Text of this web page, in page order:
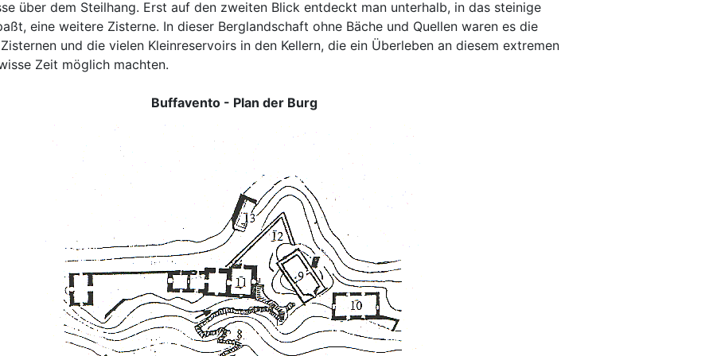
über dem Steilhang. Erst auf den zweiten Blick entdeckt man unterhalb, in das steinige
eine weitere Zisterne. In dieser Berglandschaft ohne Bäche und Quellen waren es die
und die vielen Kleinreservoirs in den Kellern, die ein Überleben an diesem extremen
Zeit möglich machten.
Buffavento - Plan der Burg